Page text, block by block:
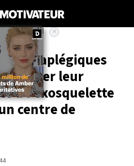
Sante
tétraplégiques
leur
à l'exosquelette
centre de
×